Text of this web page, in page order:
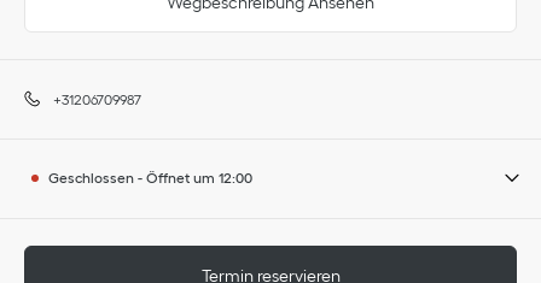
+31206709987
Geschlossen - Öffnet um 12:00
Termin reservieren